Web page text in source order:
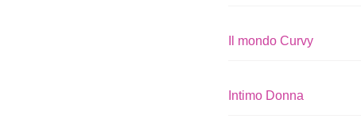
Il mondo Curvy
Intimo Donna